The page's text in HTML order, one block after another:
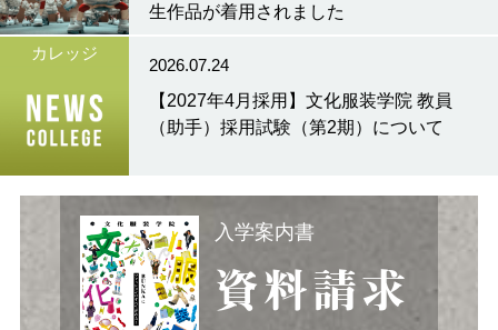
生作品が着用されました
カレッジ
2026.07.24
【2027年4月採用】文化服装学院 教員
（助手）採用試験（第2期）について
入学案内書
資料請求